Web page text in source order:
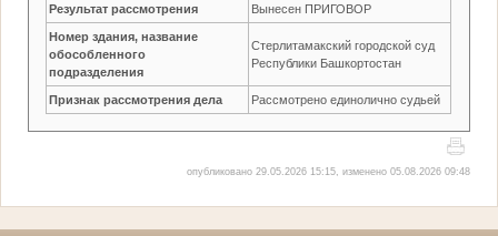
Результат рассмотрения Вынесен ПРИГОВОР
Номер здания, название
обособленного
подразделения
Стерлитамакский городской суд
Республики Башкортостан
Признак рассмотрения дела Рассмотрено единолично судьей
опубликовано 29.05.2026 15:15, изменено 05.08.2026 09:48